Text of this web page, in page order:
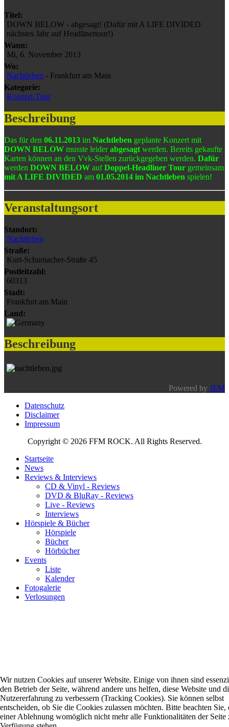
Titel:
DOWN BELOW - abgesagt! (Dafür mit A LIFE DIVIDED
nächstes Jahr auf Headlinertour!)
Wann:
Mi, 6. November 2013
Wo:
Nachtleben - Frankfurt am Main
Kategorie:
Konzert-Tour
Beschreibung
Das für den 06.11.2013 im Nachtleben geplante Konzert mit
DOWN BELOW musste leiderabgesagt werden. Bereits gekaufte
Karten können an den Vvk-Stellen zurückgegeben werden. Dafür
werden DOWN BELOW aufDoppel-Headliner Tour gemeinsam
mit A LIFE DIVIDED am 01.05.2014 im Nachtleben spielen!
Veranstaltungsort
Standort:
Nachtleben
Straße:
Kurt-Schumacher-Straße 45
Postleitzahl:
60313
Stadt:
Frankfurt am Main
Land:
Beschreibung
Powered by JEM
Datenschutz
Disclaimer
Impressum
Copyright © 2026 FFM ROCK. All Rights Reserved.
Startseite
News
Reviews & Interviews
CD & Vinyl - Reviews
DVD & BluRay - Reviews
Live - Reviews
Interviews
Hörspiele & Bücher
Hörspiele
Bücher
Hörbücher
Events
Liste
Kalender
Fotogalerie
Verlosungen
Wir nutzen Cookies auf unserer Website. Einige von ihnen sind
den Betrieb der Seite, während andere uns helfen, diese Website und
Nutzererfahrung zu verbessern (Tracking Cookies). Sie können selbst
entscheiden, ob Sie die Cookies zulassen möchten. Bitte beachten Sie,
einer Ablehnung womöglich nicht mehr alle Funktionalitäten der Seite